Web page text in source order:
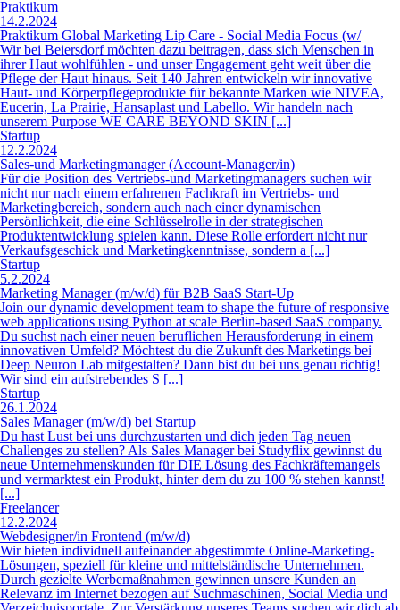
unserem Purpose WE CARE BEYOND SKIN [...]
Startup
12.2.2024
Sales-und Marketingmanager (Account-Manager/in)
Für die Position des Vertriebs-und Marketingmanagers suchen wir
nicht nur nach einem erfahrenen Fachkraft im Vertriebs- und
Marketingbereich, sondern auch nach einer dynamischen
Persönlichkeit, die eine Schlüsselrolle in der strategischen
Produktentwicklung spielen kann. Diese Rolle erfordert nicht nur
Verkaufsgeschick und Marketingkenntnisse, sondern a [...]
Startup
5.2.2024
Marketing Manager (m/w/d) für B2B SaaS Start-Up
Join our dynamic development team to shape the future of responsive
web applications using Python at scale Berlin-based SaaS company.
Du suchst nach einer neuen beruflichen Herausforderung in einem
innovativen Umfeld? Möchtest du die Zukunft des Marketings bei
Deep Neuron Lab mitgestalten? Dann bist du bei uns genau richtig!
Wir sind ein aufstrebendes S [...]
Startup
26.1.2024
Sales Manager (m/w/d) bei Startup
Du hast Lust bei uns durchzustarten und dich jeden Tag neuen
Challenges zu stellen? Als Sales Manager bei Studyflix gewinnst du
neue Unternehmenskunden für DIE Lösung des Fachkräftemangels
und vermarktest ein Produkt, hinter dem du zu 100 % stehen kannst!
[...]
Freelancer
12.2.2024
Webdesigner/in Frontend (m/w/d)
Wir bieten individuell auf­einander ab­ge­stimmte Online-Marketing-
Lösungen, speziell für kleine und mittel­ständische Unter­nehmen.
Durch gezielte Werbe­maß­nahmen gewinnen unsere Kunden an
Relevanz im Internet bezogen auf Such­maschinen, Social Media und
Ver­zeichnis­portale. Zur Verstärkung unseres Teams suchen wir dich ab
sofort als [...]
Startup
30.1.2024
Java Software Developer (w/m/d)
REMIRA hat es sich zur Aufgabe gemacht, mit KI-gestützten
Cloudlösungen den technologischen Fortschritt seiner Kunden zu
fördern und damit deren wirtschaftlichen Erfolg zu erhöhen. Ob KMU